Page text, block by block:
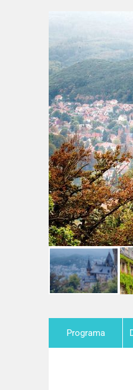
Programa